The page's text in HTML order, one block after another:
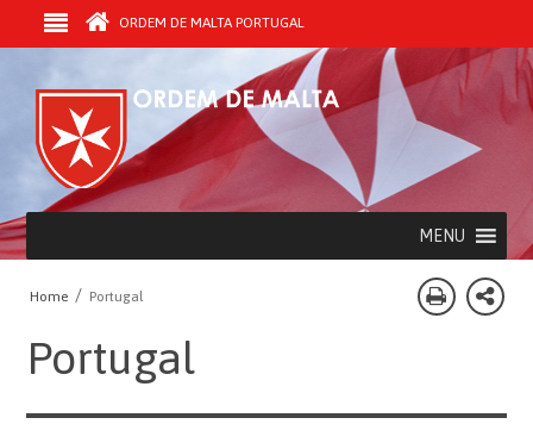
ORDEM DE MALTA PORTUGAL
MENU
Home / Portugal
Portugal